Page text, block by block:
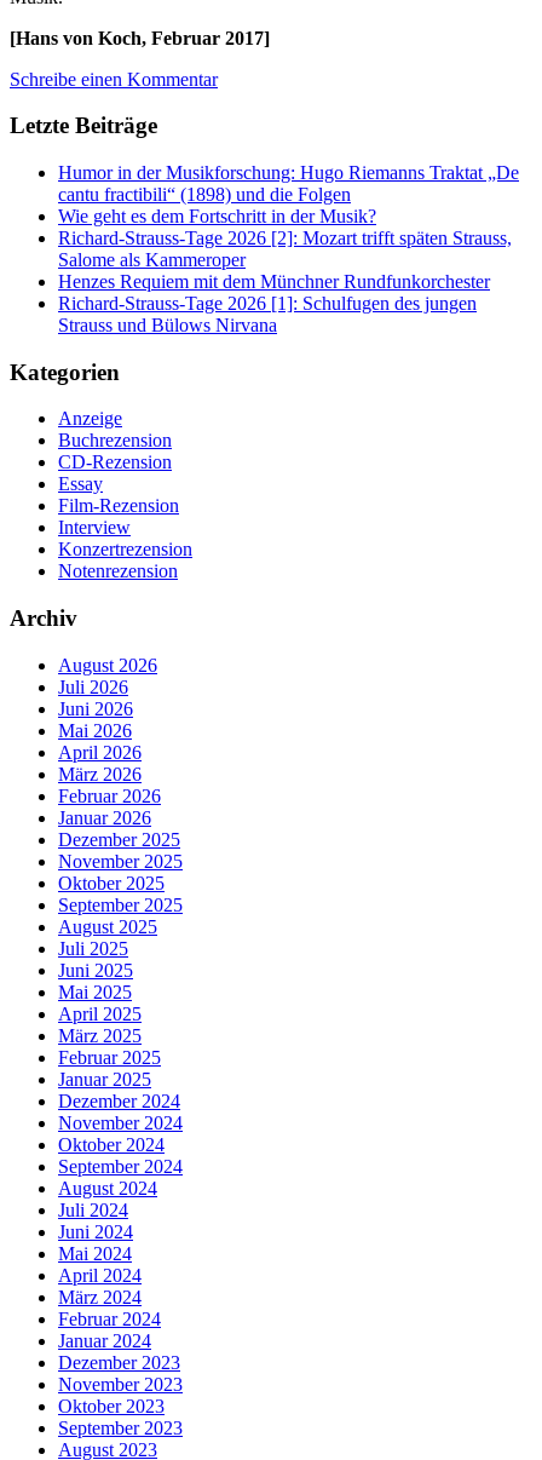
[Hans von Koch, Februar 2017]
Schreibe einen Kommentar
Letzte Beiträge
Humor in der Musikforschung: Hugo Riemanns Traktat „De
cantu fractibili“ (1898) und die Folgen
Wie geht es dem Fortschritt in der Musik?
Richard-Strauss-Tage 2026 [2]: Mozart trifft späten Strauss,
Salome als Kammeroper
Henzes Requiem mit dem Münchner Rundfunkorchester
Richard-Strauss-Tage 2026 [1]: Schulfugen des jungen
Strauss und Bülows Nirvana
Kategorien
Anzeige
Buchrezension
CD-Rezension
Essay
Film-Rezension
Interview
Konzertrezension
Notenrezension
Archiv
August 2026
Juli 2026
Juni 2026
Mai 2026
April 2026
März 2026
Februar 2026
Januar 2026
Dezember 2025
November 2025
Oktober 2025
September 2025
August 2025
Juli 2025
Juni 2025
Mai 2025
April 2025
März 2025
Februar 2025
Januar 2025
Dezember 2024
November 2024
Oktober 2024
September 2024
August 2024
Juli 2024
Juni 2024
Mai 2024
April 2024
März 2024
Februar 2024
Januar 2024
Dezember 2023
November 2023
Oktober 2023
September 2023
August 2023